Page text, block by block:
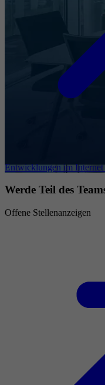
Entwicklungen im
Werde Teil des
Offene Stellenanzeigen